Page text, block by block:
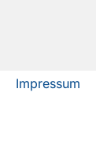
Impressum